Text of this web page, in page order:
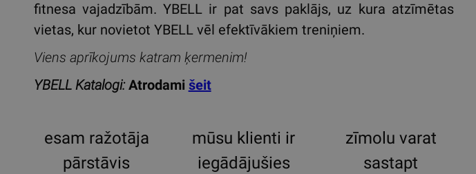
fitnesa vajadzībām. YBELL ir pat savs paklājs, uz kura atzīmētas
vietas, kur novietot YBELL vēl efektīvākiem treniņiem.
Viens aprīkojums katram ķermenim!
YBELL Katalogi:Atrodami šeit
esam ražotāja
pārstāvis
mūsu klienti ir
iegādājušies
zīmolu varat
sastapt